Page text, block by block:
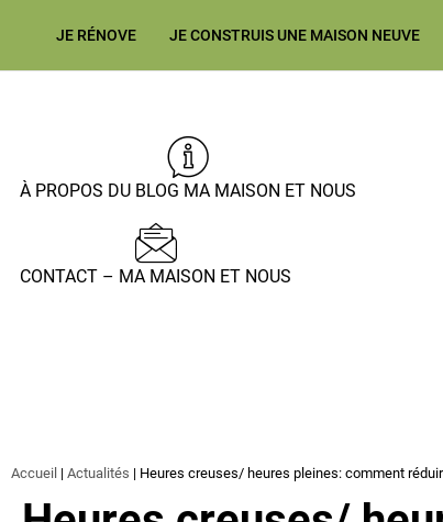
JE RÉNOVE JE CONSTRUIS UNE MAISON NEUVE
À PROPOS DU BLOG MA MAISON ET NOUS
CONTACT – MA MAISON ET NOUS
Accueil | Actualités | Heures creuses/ heures pleines: comment